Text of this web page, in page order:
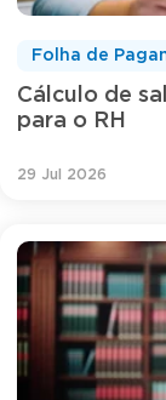
Cálculo de
para o RH
Folha de
29 Jul 2026